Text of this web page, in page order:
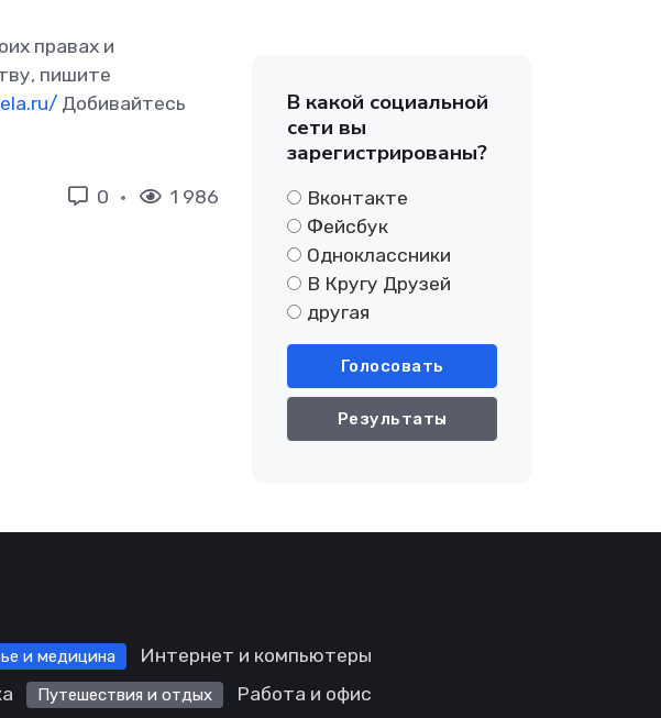
правах и
пишите
Добивайтесь
0 1 986
В какой социальной
сети вы
зарегистрированы?
Вконтакте
Фейсбук
Одноклассники
В Кругу Друзей
другая
Голосовать
Результаты
и медицина
Интернет и компьютеры
Путешествия и отдых Работа и офис